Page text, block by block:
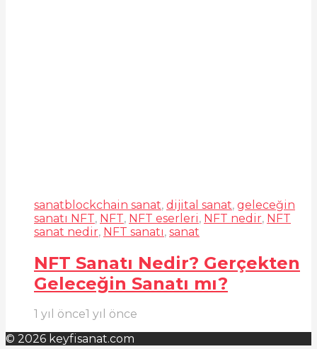
sanatblockchain sanat, dijital sanat, geleceğin
sanatı NFT, NFT, NFT eserleri, NFT nedir, NFT
sanat nedir, NFT sanatı, sanat
NFT Sanatı Nedir? Gerçekten
Geleceğin Sanatı mı?
1 yıl önce1 yıl önce
© 2026 keyfisanat.com